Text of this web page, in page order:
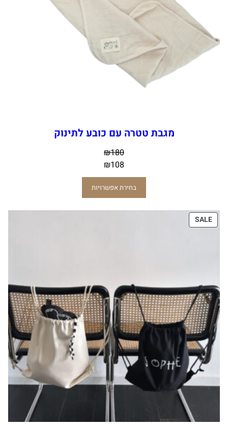
מגבת טטרה עם כובע לתינוק
₪180
₪108
בחירת אפשרויות
SALE
PRODUCT
ON